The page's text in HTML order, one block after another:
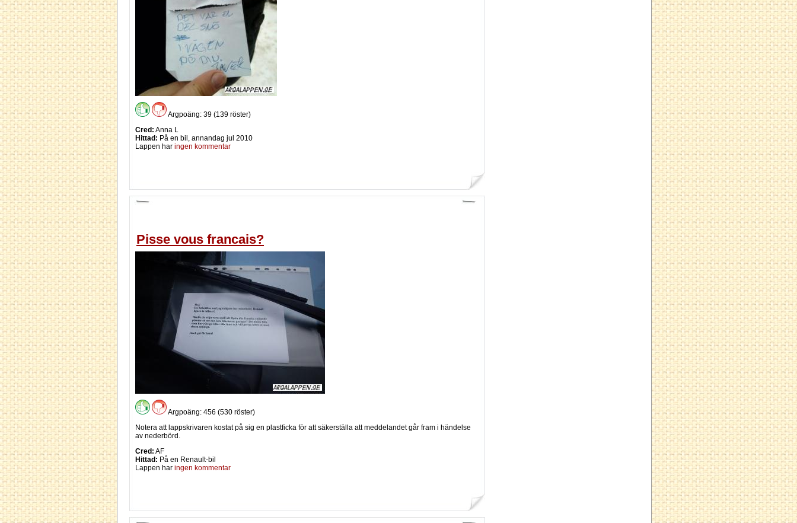
Argpoäng: 39 (139 röster)
Cred: Anna L
Hittad: På en bil, annandag jul 2010
Lappen har ingen kommentar
Pisse vous francais?
Argpoäng: 456 (530 röster)
Notera att lappskrivaren kostat på sig en plastficka för att säkerställa att meddelandet går fram i händelse
av nederbörd.
Cred: AF
Hittad: På en Renault-bil
Lappen har ingen kommentar